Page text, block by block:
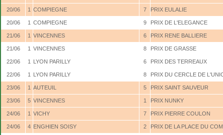
20/06 1 COMPIEGNE 7 PRIX EULALIE
20/06 1 COMPIEGNE 9 PRIX DE L'ELEGANCE
21/06 1 VINCENNES 6 PRIX RENE BALLIERE
21/06 1 VINCENNES 8 PRIX DE GRASSE
22/06 1 LYON PARILLY 6 PRIX DES TERREAUX
22/06 1 LYON PARILLY 8 PRIX DU CERCLE DE
23/06 1 AUTEUIL 5 PRIX SAINT SAUVEUR
23/06 5 VINCENNES 1 PRIX NUNKY
24/06 1 VICHY 7 PRIX PIERRE COULON
24/06 4 ENGHIEN SOISY 2 PRIX DE LA PLACE DU